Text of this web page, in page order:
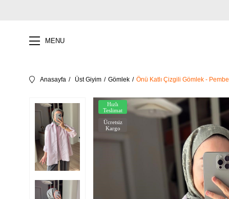
MENU
Anasayfa Üst Giyim Gömlek Önü Katlı Çizgili Gömlek - Pembe
Ücretsiz
Kargo
Hızlı
Teslimat